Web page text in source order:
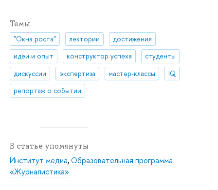
Темы
"Окна роста" лектории
достижения
идеи и опыт
конструктор успеха
студенты
дискуссии
экспертиза мастер-классы
IQ
репортаж о событии
В статье упомянуты
Институт медиа,Образовательная программа
«Журналистика»